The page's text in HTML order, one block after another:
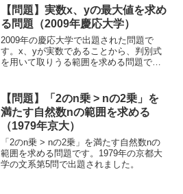
【問題】実数x、yの最大値を求め
る問題（2009年慶応大学）
2009年の慶応大学で出題された問題で
す。x、yが実数であることから、判別式
を用いて取りうる範囲を求める問題で
【問題】「2のn乗 > nの2乗」を
満たす自然数nの範囲を求める
（1979年京大）
「2のn乗 > nの2乗」を満たす自然数nの
範囲を求める問題です。1979年の京都大
学の文系第5問で出題されました。